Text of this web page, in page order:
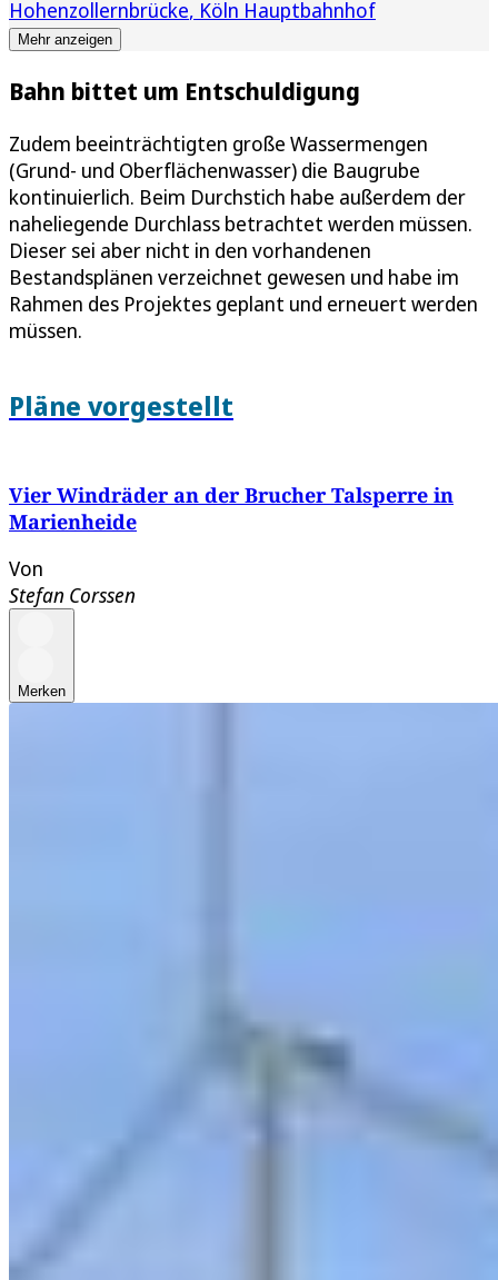
Hohenzollernbrücke Köln Hauptbahnhof
Mehr anzeigen
Bahn bittet um Entschuldigung
Zudem beeinträchtigten große Wassermengen
(Grund- und Oberflächenwasser) die Baugrube
kontinuierlich. Beim Durchstich habe außerdem der
naheliegende Durchlass betrachtet werden müssen.
Dieser sei aber nicht in den vorhandenen
Bestandsplänen verzeichnet gewesen und habe im
Rahmen des Projektes geplant und erneuert werden
müssen.
Pläne vorgestellt
Vier Windräder an der Brucher Talsperre in
Marienheide
Von
Stefan Corssen
Merken